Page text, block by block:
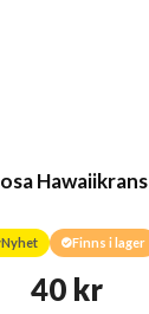
Hawaiikrans
Nyhet Finns i lager
40 kr